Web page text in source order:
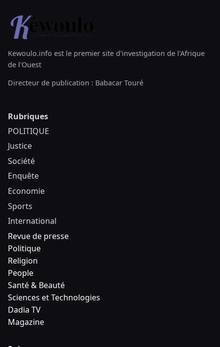
Kewoulo.info est le premier site d'investigation de l'Afrique
de l'Ouest
Directeur de publication : Babacar Touré
Rubriques
POLITIQUE
Justice
Société
Enquête
Economie
Sports
International
Revue de presse
Politique
Religion
People
Santé & Beauté
Sciences et Technologies
Dadia TV
Magazine